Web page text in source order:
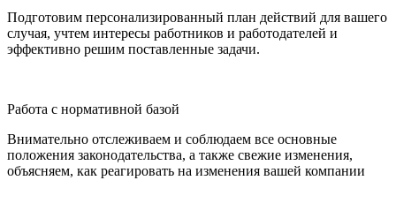
Подготовим персонализированный план действий для вашего
случая, учтем интересы работников и работодателей и
эффективно решим поставленные задачи.
Работа с нормативной базой
Внимательно отслеживаем и соблюдаем все основные
положения законодательства, а также свежие изменения,
объясняем, как реагировать на изменения вашей компании